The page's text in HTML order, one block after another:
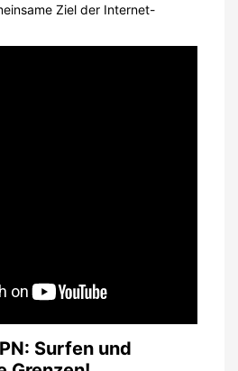
Ziel der Internet-
Surfen und